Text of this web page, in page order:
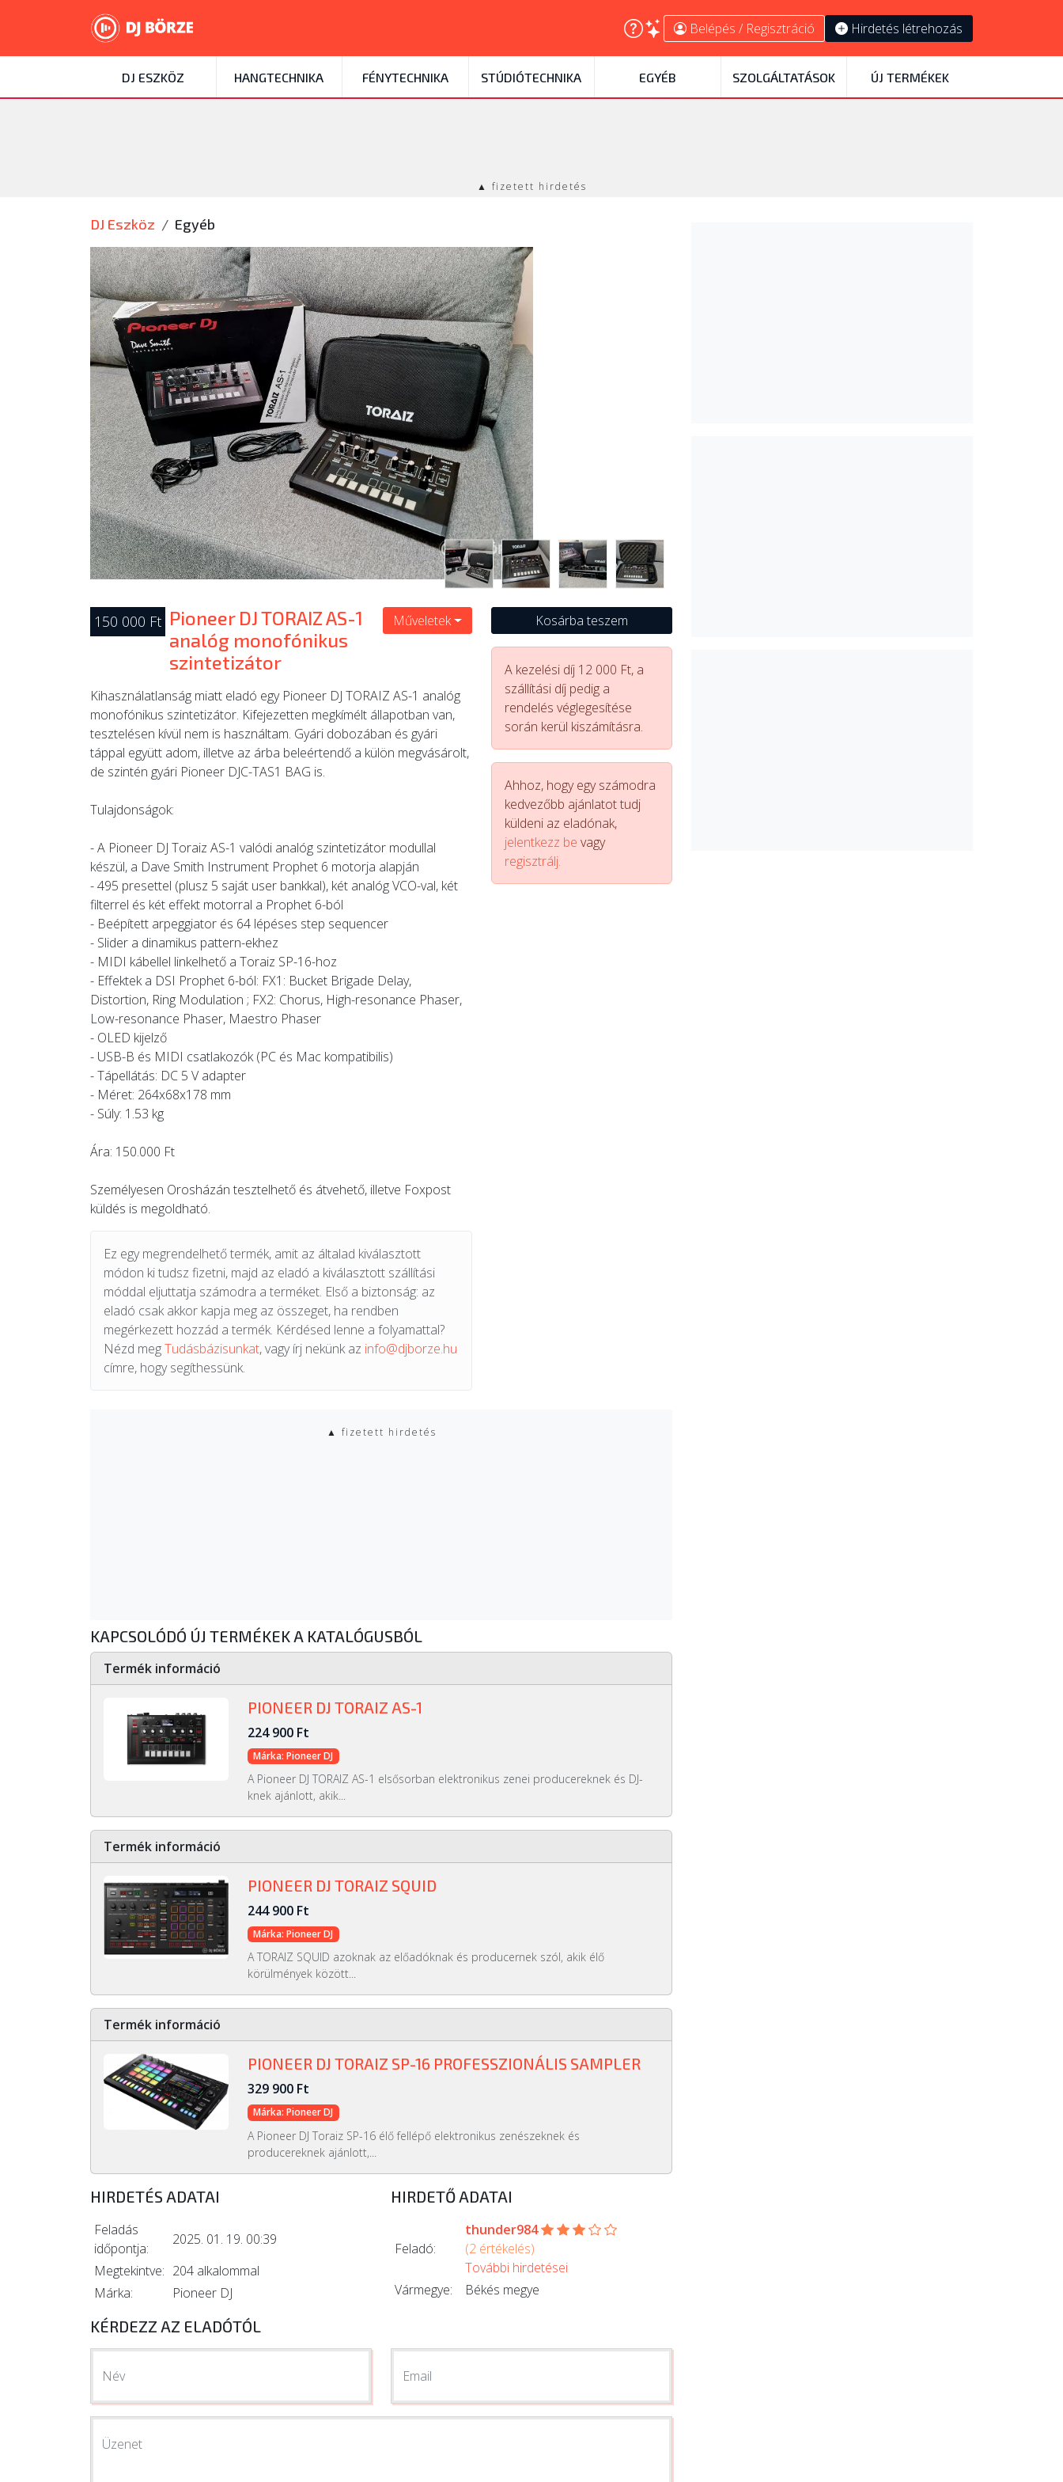
Belépés / Regisztráció Hirdetés létrehozás
DJ ESZKÖZ HANGTECHNIKA FÉNYTECHNIKA STÚDIÓTECHNIKA EGYÉB SZOLGÁLTATÁSOK ÚJ TERMÉKEK
▲ fizetett hirdetés
DJ Eszköz Egyéb
150 000 Ft Pioneer DJ TORAIZ AS-1
analóg monofónikus
szintetizátor
Műveletek
Kihasználatlanság miatt eladó egy Pioneer DJ TORAIZ AS-1 analóg
monofónikus szintetizátor. Kifejezetten megkímélt állapotban van,
tesztelésen kívül nem is használtam. Gyári dobozában és gyári
táppal együtt adom, illetve az árba beleértendő a külön megvásárolt,
de szintén gyári Pioneer DJC-TAS1 BAG is.
Tulajdonságok:
- A Pioneer DJ Toraiz AS-1 valódi analóg szintetizátor modullal
készül, a Dave Smith Instrument Prophet 6 motorja alapján
- 495 presettel (plusz 5 saját user bankkal), két analóg VCO-val, két
filterrel és két effekt motorral a Prophet 6-ból
- Beépített arpeggiator és 64 lépéses step sequencer
- Slider a dinamikus pattern-ekhez
- MIDI kábellel linkelhető a Toraiz SP-16-hoz
- Effektek a DSI Prophet 6-ból: FX1: Bucket Brigade Delay,
Distortion, Ring Modulation ; FX2: Chorus, High-resonance Phaser,
Low-resonance Phaser, Maestro Phaser
- OLED kijelző
- USB-B és MIDI csatlakozók (PC és Mac kompatibilis)
- Tápellátás: DC 5 V adapter
- Méret: 264x68x178 mm
- Súly: 1.53 kg
Ára: 150.000 Ft
Személyesen Orosházán tesztelhető és átvehető, illetve Foxpost
küldés is megoldható.
Ez egy megrendelhető termék, amit az általad kiválasztott
módon ki tudsz fizetni, majd az eladó a kiválasztott szállítási
móddal eljuttatja számodra a terméket. Első a biztonság: az
eladó csak akkor kapja meg az összeget, ha rendben
megérkezett hozzád a termék. Kérdésed lenne a folyamattal?
Nézd megTudásbázisunkat, vagy írj nekünk az info@djborze.hu
címre, hogy segíthessünk.
Kosárba teszem
A kezelési díj 12 000 Ft, a
szállítási díj pedig a
rendelés véglegesítése
során kerül kiszámításra.
Ahhoz, hogy egy számodra
kedvezőbb ajánlatot tudj
küldeni az eladónak,
jelentkezz be vagy
regisztrálj.
▲ fizetett hirdetés
KAPCSOLÓDÓ ÚJ TERMÉKEK A KATALÓGUSBÓL
Termék információ
PIONEER DJ TORAIZ AS-1
224 900 Ft
Márka: Pioneer DJ
A Pioneer DJ TORAIZ AS-1 elsősorban elektronikus zenei producereknek és DJ-
knek ajánlott, akik...
Termék információ
PIONEER DJ TORAIZ SQUID
244 900 Ft
Márka: Pioneer DJ
A TORAIZ SQUID azoknak az előadóknak és producernek szól, akik élő
körülmények között...
Termék információ
PIONEER DJ TORAIZ SP-16 PROFESSZIONÁLIS SAMPLER
329 900 Ft
Márka: Pioneer DJ
A Pioneer DJ Toraiz SP-16 élő fellépő elektronikus zenészeknek és
producereknek ajánlott,...
HIRDETÉS ADATAI
Feladás
időpontja:
2025. 01. 19. 00:39
Megtekintve: 204 alkalommal
Márka:
Pioneer DJ
HIRDETŐ ADATAI
Feladó:
thunder984
(2 értékelés)
További hirdetései
Vármegye:
Békés megye
KÉRDEZZ AZ ELADÓTÓL
Név Email
Üzenet